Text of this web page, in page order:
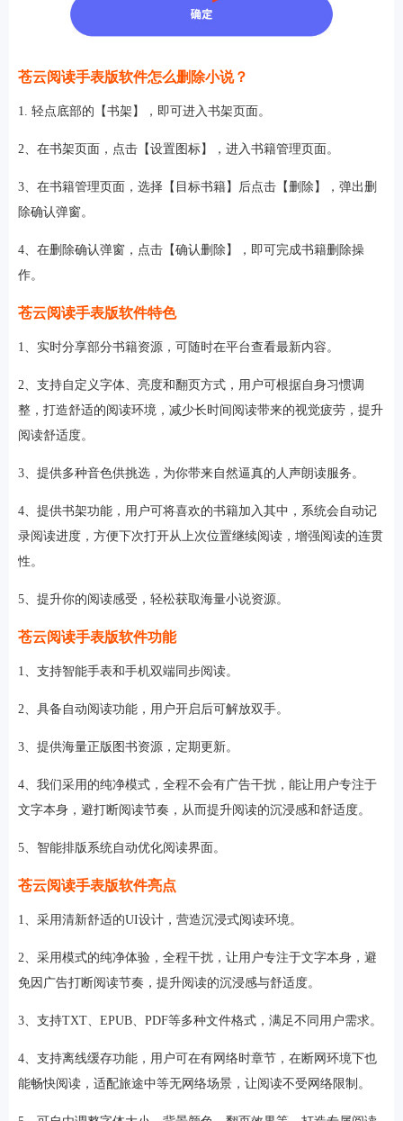
苍云阅读手表版软件怎么删除小说？
1. 轻点底部的【书架】，即可进入书架页面。
2、在书架页面，点击【设置图标】，进入书籍管理页面。
3、在书籍管理页面，选择【目标书籍】后点击【删除】，弹出删
除确认弹窗。
4、在删除确认弹窗，点击【确认删除】，即可完成书籍删除操
作。
苍云阅读手表版软件特色
1、实时分享部分书籍资源，可随时在平台查看最新内容。
2、支持自定义字体、亮度和翻页方式，用户可根据自身习惯调
整，打造舒适的阅读环境，减少长时间阅读带来的视觉疲劳，提升
阅读舒适度。
3、提供多种音色供挑选，为你带来自然逼真的人声朗读服务。
4、提供书架功能，用户可将喜欢的书籍加入其中，系统会自动记
录阅读进度，方便下次打开从上次位置继续阅读，增强阅读的连贯
性。
5、提升你的阅读感受，轻松获取海量小说资源。
苍云阅读手表版软件功能
1、支持智能手表和手机双端同步阅读。
2、具备自动阅读功能，用户开启后可解放双手。
3、提供海量正版图书资源，定期更新。
4、我们采用的纯净模式，全程不会有广告干扰，能让用户专注于
文字本身，避打断阅读节奏，从而提升阅读的沉浸感和舒适度。
5、智能排版系统自动优化阅读界面。
苍云阅读手表版软件亮点
1、采用清新舒适的UI设计，营造沉浸式阅读环境。
2、采用模式的纯净体验，全程干扰，让用户专注于文字本身，避
免因广告打断阅读节奏，提升阅读的沉浸感与舒适度。
3、支持TXT、EPUB、PDF等多种文件格式，满足不同用户需求。
4、支持离线缓存功能，用户可在有网络时章节，在断网环境下也
能畅快阅读，适配旅途中等无网络场景，让阅读不受网络限制。